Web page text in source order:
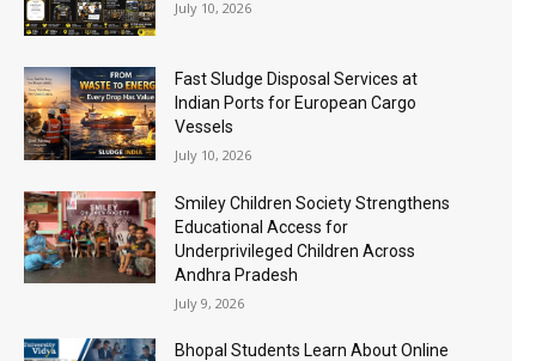
July 10, 2026
Fast Sludge Disposal Services at
Indian Ports for European Cargo
Vessels
July 10, 2026
Smiley Children Society Strengthens
Educational Access for
Underprivileged Children Across
Andhra Pradesh
July 9, 2026
Bhopal Students Learn About Online